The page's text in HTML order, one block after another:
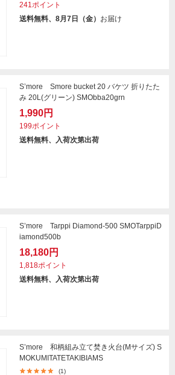
241ポイント
送料無料、8月7日（金） お届け
S’more Smore bucket 20 バケツ 折りたた
み 20L(グリーン) SMObba20grn
1,990円
199ポイント
送料無料、入荷次第出荷
S’more Tarppi Diamond-500 SMOTarppiD
iamond500b
18,180円
1,818ポイント
送料無料、入荷次第出荷
S’more 和柄組み立て焚き火台(Mサイズ) S
MOKUMITATETAKIBIAMS
(1)